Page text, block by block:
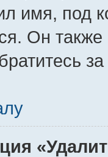
имя, под
Он